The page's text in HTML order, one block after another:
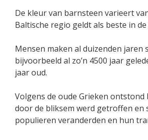
De kleur van barnsteen varieert
Baltische regio geldt als beste in
Mensen maken al duizenden
bijvoorbeeld al zo’n 4500 jaar
jaar oud.
Volgens de oude Grieken
door de bliksem werd getroffen en
populieren veranderden en hun